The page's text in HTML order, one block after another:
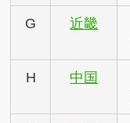
G 近畿
H 中国